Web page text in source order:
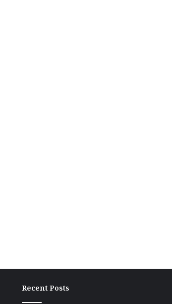
Recent Posts